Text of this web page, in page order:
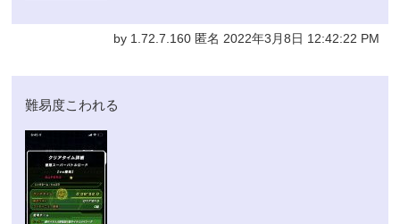
by 1.72.7.160 匿名 2022年3月8日 12:42:22 PM
難易度こわれる